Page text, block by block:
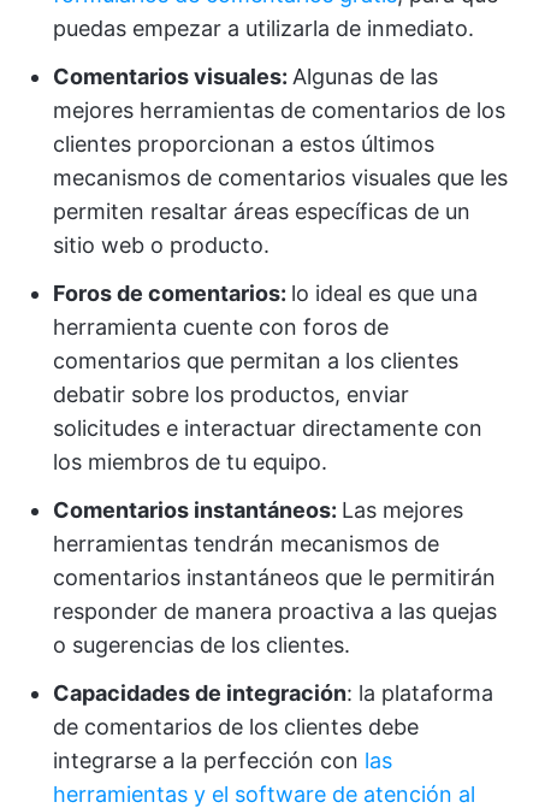
puedas empezar a utilizarla de inmediato.
Comentarios visuales: Algunas de las
mejores herramientas de comentarios de los
clientes proporcionan a estos últimos
mecanismos de comentarios visuales que les
permiten resaltar áreas específicas de un
sitio web o producto.
Foros de comentarios: lo ideal es que una
herramienta cuente con foros de
comentarios que permitan a los clientes
debatir sobre los productos, enviar
solicitudes e interactuar directamente con
los miembros de tu equipo.
Comentarios instantáneos: Las mejores
herramientas tendrán mecanismos de
comentarios instantáneos que le permitirán
responder de manera proactiva a las quejas
o sugerencias de los clientes.
Capacidades de integración: la plataforma
de comentarios de los clientes debe
integrarse a la perfección con las
herramientas y el software de atención al